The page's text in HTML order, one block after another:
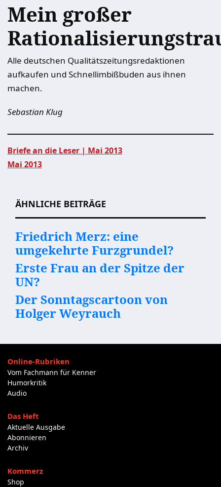
Mein großer
Alle deutschen Qualitätszeitungsredaktionen
aufkaufen und Schnellimbißbuden aus ihnen
machen.
Sebastian Klug
Briefe an die Leser | Mai 2013
Mai 2013
ÄHNLICHE BEITRÄGE
Friedrich Merz: eine
umgekehrte Furzgrundel?
Erste Frau an der Spitze der
UN?
Der Sonntagscartoon von
Holger Weyrauch
Online-Rubriken
Vom Fachmann für Kenner
Humorkritik
Audio
Das Heft
Aktuelle Ausgabe
Abonnieren
Archiv
Kommerz
Shop